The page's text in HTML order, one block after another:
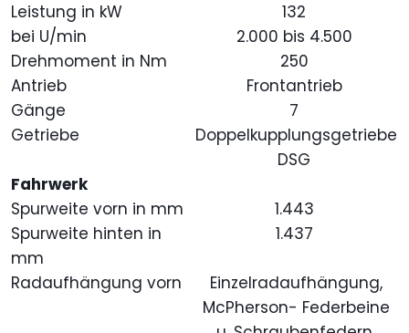
Leistung in kW
132
bei U/min
2.000 bis 4.500
Drehmoment in Nm
250
Antrieb
Frontantrieb
Gänge
7
Getriebe
Doppelkupplungsgetriebe
DSG
Fahrwerk
Spurweite vorn in mm
1.443
Spurweite hinten in
mm
1.437
Radaufhängung vorn
Einzelradaufhängung,
McPherson- Federbeine